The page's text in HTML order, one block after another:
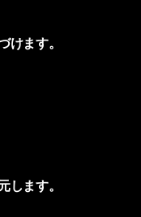
けます。
します。